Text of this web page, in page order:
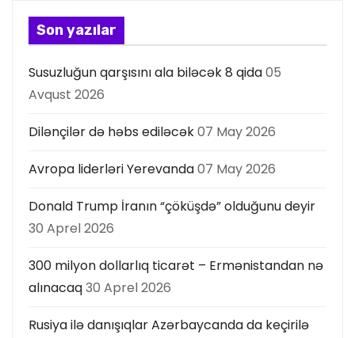
Son yazılar
Susuzluğun qarşısını ala biləcək 8 qida05
Avqust 2026
Dilənçilər də həbs ediləcək07 May 2026
Avropa liderləri Yerevanda07 May 2026
Donald Trump İranın “çöküşdə” olduğunu deyir
30 Aprel 2026
300 milyon dollarlıq ticarət – Ermənistandan nə
alınacaq30 Aprel 2026
Rusiya ilə danışıqlar Azərbaycanda da keçirilə